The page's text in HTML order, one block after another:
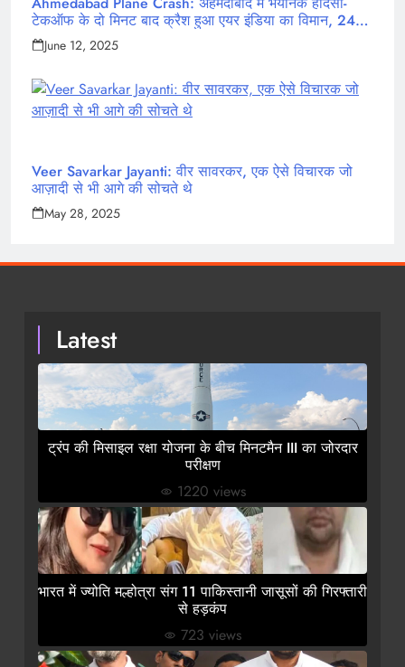
टेकऑफ के दो मिनट बाद क्रैश हुआ एयर इंडिया का विमान, 242
लोग थे सवार
June 12, 2025
Veer Savarkar Jayanti: वीर सावरकर, एक ऐसे विचारक जो
आज़ादी से भी आगे की सोचते थे
May 28, 2025
Latest
ट्रंप की मिसाइल रक्षा योजना के बीच मिनटमैन III का जोरदार
परीक्षण
1220 views
भारत में ज्योति मल्होत्रा संग 11 पाकिस्तानी जासूसों की गिरफ्तारी
से हड़कंप
723 views